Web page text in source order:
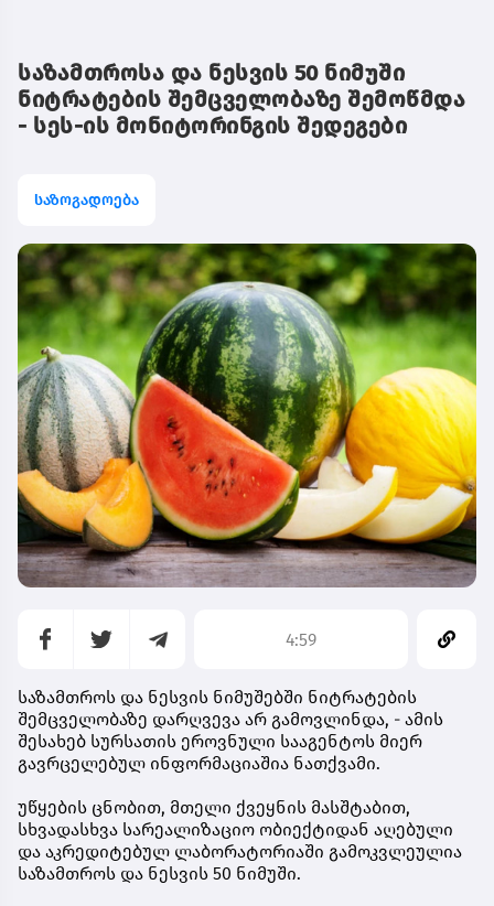
საზამთროსა და ნესვის 50 ნიმუში
ნიტრატების შემცველობაზე შემოწმდა
- სეს-ის მონიტორინგის შედეგები
საზოგადოება
4:59
საზამთროს და ნესვის ნიმუშებში ნიტრატების
შემცველობაზე დარღვევა არ გამოვლინდა, - ამის
შესახებ სურსათის ეროვნული სააგენტოს მიერ
გავრცელებულ ინფორმაციაშია ნათქვამი.
უწყების ცნობით, მთელი ქვეყნის მასშტაბით,
სხვადასხვა სარეალიზაციო ობიექტიდან აღებული
და აკრედიტებულ ლაბორატორიაში გამოკვლეულია
საზამთროს და ნესვის 50 ნიმუში.